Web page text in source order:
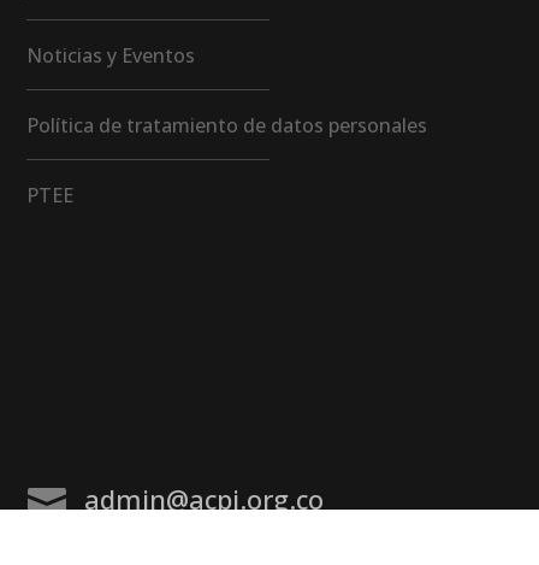
Noticias y Eventos
Política de tratamiento de datos personales
PTEE
 admin@acpi.org.co